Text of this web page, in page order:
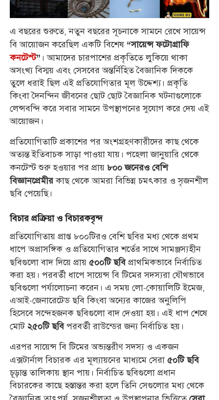
এ বছরের শুরুতে, নতুন বছরের সূচনাকে সামনে রেখে সায়েন্স
বি আয়োজন করেছিল একটি বিশেষ “সায়েন্স ফটোগ্রাফি
কনটেস্ট” । আমাদের চারপাশের প্রকৃতিতে লুকিয়ে থাকা
অসংখ্য বিস্ময় এবং সেসবের অন্তর্নিহিত বৈজ্ঞানিক দিককে
তুলে ধরাই ছিল এই প্রতিযোগিতার মূল উদ্দেশ্য। প্রকৃতি
কিংবা দৈনন্দিন জীবনের ছোট ছোট বৈজ্ঞানিক ঘটনাগুলোকে
লেন্সবন্দি করে সবার সামনে উপস্থাপনের সুযোগ করে দেয় এই
আয়োজন।
প্রতিযোগিতাটি প্রকাশের পর অংশগ্রহণকারীদের কাছ থেকে
অত্যন্ত ইতিবাচক সাড়া পাওয়া যায়। পহেলা জানুয়ারি থেকে
কনটেস্ট শুরু হওয়ার পর প্রায় ৮০০ জনেরও বেশি
বিজ্ঞানপ্রেমীরকাছ থেকে আমরা বিভিন্ন চমৎকার ও সৃজনশীল
ছবি পেয়েছি।
বিচার প্রক্রিয়া ও বিচারকবৃন্দ
প্রতিযোগিতায় প্রাপ্ত ৮০০টিরও বেশি ছবির মধ্য থেকে প্রথম
ধাপে অপ্রাসঙ্গিক ও প্রতিযোগিতার শর্তের সাথে সামঞ্জস্যহীন
ছবিগুলো বাদ দিয়ে প্রায় ৫০০টি ছবিপ্রাথমিকভাবে নির্বাচিত
করা হয়। পরবর্তী ধাপে সায়েন্স বি টিমের সদস্যরা যৌথভাবে
ছবিগুলো পর্যালোচনা করেন। এ সময় লো-কোয়ালিটি ইমেজ,
এআই-জেনারেটেড ছবি কিংবা অন্যের কাজের অনুলিপি
হিসেবে সন্দেহজনক ছবিগুলো বাদ দেওয়া হয়। এই ধাপ শেষে
মোট২৫০টি ছবিপরবর্তী রাউন্ডের জন্য নির্বাচিত হয়।
এরপর সায়েন্স বি টিমের অভ্যন্তরীণ সদস্য ও একজন
এক্সটার্নাল বিচারক এর মূল্যায়নের মাধ্যমে সেরা ৫০টি ছবি
চূড়ান্ত তালিকায় স্থান পায়। নির্বাচিত ছবিগুলো প্রধান
বিচারকের কাছে হস্তান্তর করা হলে তিনি সেগুলোর মধ্য থেকে